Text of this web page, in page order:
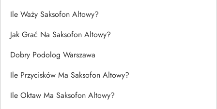
Ile Waży Saksofon Altowy?
Jak Grać Na Saksofon Altowy?
Dobry Podolog Warszawa
Ile Przycisków Ma Saksofon Altowy?
Ile Oktaw Ma Saksofon Altowy?